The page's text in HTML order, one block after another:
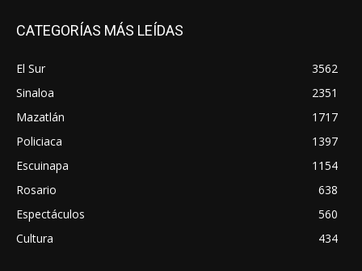
CATEGORÍAS MÁS LEÍDAS
El Sur
3562
Sinaloa
2351
Mazatlán
1717
Policiaca
1397
Escuinapa
1154
Rosario
638
Espectáculos
560
Cultura
434